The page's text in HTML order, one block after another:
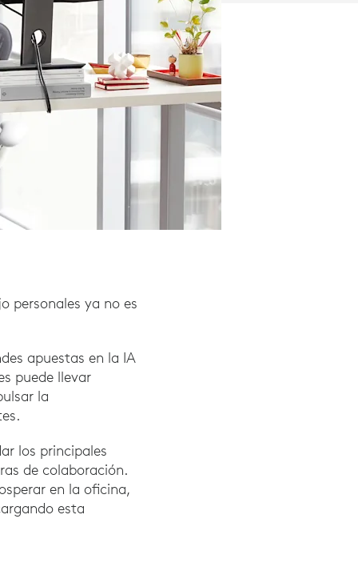
personales ya no es
apuestas en la IA
puede llevar
la
los principales
de colaboración.
en la oficina,
esta